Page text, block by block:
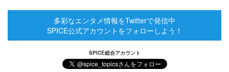
多彩なエンタメ情報をTwitterで発信中
SPICE公式アカウントをフォローしよう！
SPICE総合アカウント